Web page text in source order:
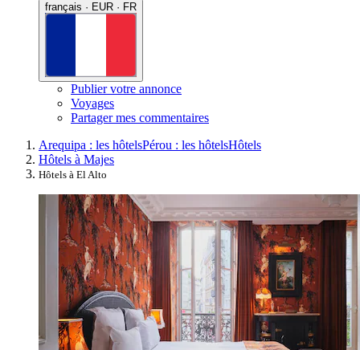
français · EUR · FR
Publier votre annonce
Voyages
Partager mes commentaires
Arequipa : les hôtelsPérou : les hôtelsHôtels
Hôtels à Majes
Hôtels à El Alto